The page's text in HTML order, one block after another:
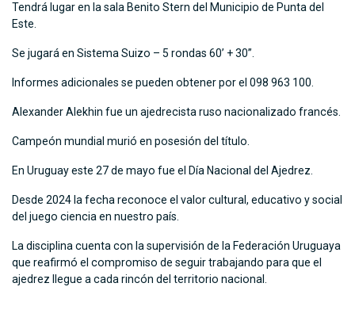
Tendrá lugar en la sala Benito Stern del Municipio de Punta del
Este.
Se jugará en Sistema Suizo – 5 rondas 60’ + 30’’.
Informes adicionales se pueden obtener por el 098 963 100.
Alexander Alekhin fue un ajedrecista ruso nacionalizado francés.
Campeón mundial murió en posesión del título.
En Uruguay este 27 de mayo fue el Día Nacional del Ajedrez.
Desde 2024 la fecha reconoce el valor cultural, educativo y social
del juego ciencia en nuestro país.
La disciplina cuenta con la supervisión de la Federación Uruguaya
que reafirmó el compromiso de seguir trabajando para que el
ajedrez llegue a cada rincón del territorio nacional.